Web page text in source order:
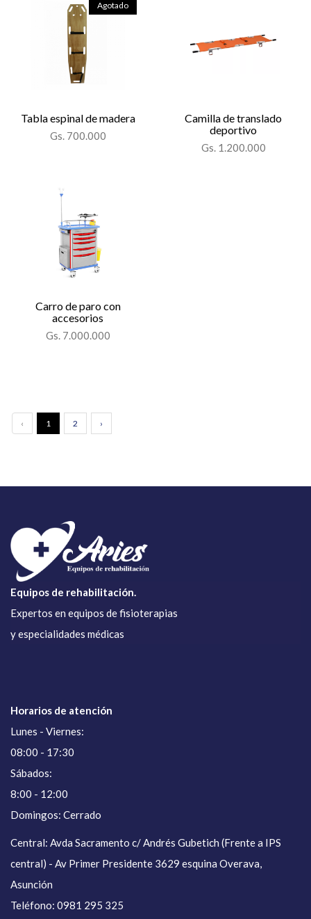
Agotado
Tabla espinal de madera
Gs. 700.000
Camilla de translado
deportivo
Gs. 1.200.000
Carro de paro con
accesorios
Gs. 7.000.000
‹ 1 2 ›
Equipos de rehabilitación.
Expertos en equipos de fisioterapias
y especialidades médicas
Horarios de atención
Lunes - Viernes:
08:00 - 17:30
Sábados:
8:00 - 12:00
Domingos: Cerrado
Central: Avda Sacramento c/ Andrés Gubetich (Frente a IPS
central) - Av Primer Presidente 3629 esquina Overava,
Asunción
Teléfono: 0981 295 325